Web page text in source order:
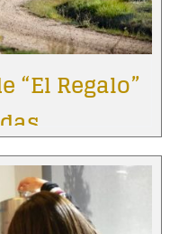
“El Regalo”